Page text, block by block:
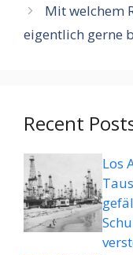
Mit welchem
eigentlich gerne
Recent
Los